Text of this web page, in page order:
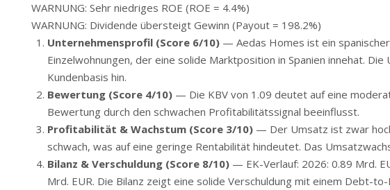
WARNUNG: Sehr niedriges ROE (ROE = 4.4%)
WARNUNG: Dividende übersteigt Gewinn (Payout = 198.2%)
Unternehmensprofil (Score 6/10)— Aedas Homes ist ein
Einzelwohnungen, der eine solide Marktposition in Spanien innehat.
Kundenbasis hin.
Bewertung (Score 4/10)— Die KBV von 1.09 deutet auf eine
Bewertung durch den schwachen Profitabilitätssignal beeinflusst.
Profitabilität & Wachstum (Score 3/10)— Der Umsatz ist zwar
schwach, was auf eine geringe Rentabilität hindeutet. Das
Bilanz & Verschuldung (Score 8/10)— EK-Verlauf: 2026: 0.89 Mrd.
Mrd. EUR. Die Bilanz zeigt eine solide Verschuldung mit einem Debt-